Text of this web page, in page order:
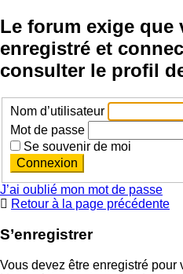
Le forum exige que
enregistré et
consulter le profil
Nom d’utilisateur
Mot de passe
Se souvenir de moi
J’ai oublié mon mot de passe
Retour à la page précédente
S’enregistrer
Vous devez être enregistré pour